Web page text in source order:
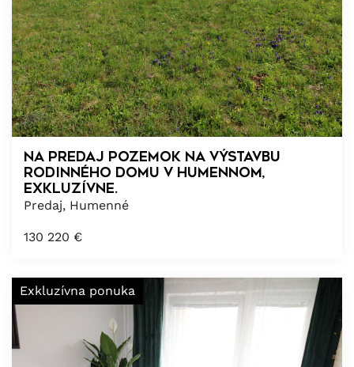
Na predaj pozemok na výstavbu
rodinného domu v Humennom,
exkluzívne.
Predaj, Humenné
130 220 €
Exkluzívna ponuka